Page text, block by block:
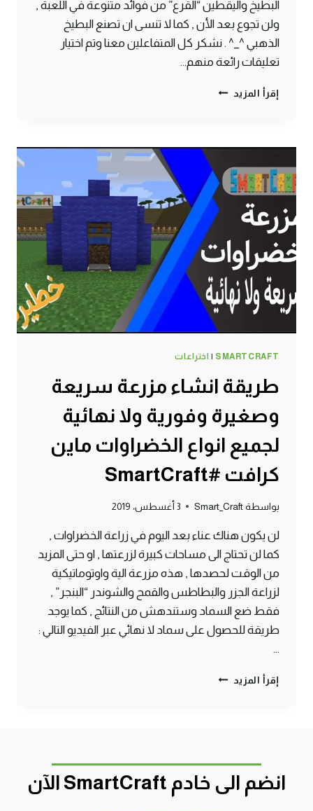
البطيخ واليقطين “القرع” من فوائد متنوعة في اللعبة ,
ولن تجوع بعد الأن , كما لا تنسى ان تصنع البطيخ
الذهبي ^_^ . نشكر كل المتفاعلين معنا وتم اختيار
تعليقات رائعة منهم…
إقرأ المزيد طريقة
ويقطين
لانهائية
أوتوماتيكية
ماين
كرافت
SMARTCRAFT
| اختراعات
طريقة انشاء مزرعة سريعة
وصغيرة وفورية ولا نهائية
لجميع انواع الخضراوات ماين
كرافت #SmartCraft
بواسطة Smart_Craft 3 أغسطس، 2019
لن يكون هناك عناء بعد اليوم في زراعة الخضراوات ,
كما لن تحتاج الى مساحات كبيرة لزرعتها , او حتى المزيد
من الوقت لحصدها , هذه مزرعة الية واوتوماتيكية
لزراعة الجزر والبطاطس والقمح والشوندر “البنجر” ,
فقط ضع السماد وستندهش من النتائج , كما يوجد
طريقة للحصول على سماد لا نهائي عبر الفيديو التالي :
…
إقرأ المزيد طريقة
ولا
نهائية
لجميع
انضم الى خادم SmartCraft الآن